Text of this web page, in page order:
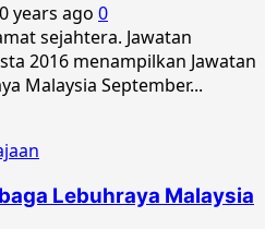
years ago 0
sejahtera. Jawatan
2016 menampilkan Jawatan
Malaysia September...
Lebuhraya Malaysia